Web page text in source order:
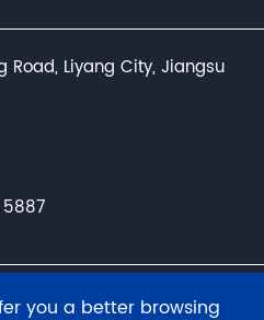
Road, Liyang City, Jiangsu
Machinery Co., Ltd.
you a better browsing